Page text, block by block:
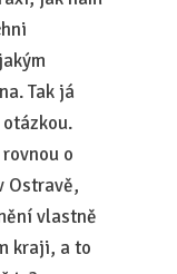
Tak já
o
Ostravě,
vlastně
kraji, a to